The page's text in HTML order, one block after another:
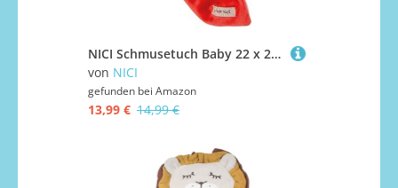
NICI Schmusetuch Baby 22 x 22 cm mit Kuscheltier Igel - Flauschiges Schnuffeltuch für Mädchen & Jungen, Baby Geschenk zur Geburt, Mit gesticktem Schriftzug "Schmusekugel" - 49752
von NICI
gefunden bei Amazon
13,99 € 14,99 €